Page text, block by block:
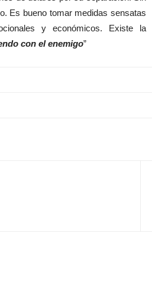
Es bueno tomar medidas sensatas
y económicos. Existe la
con el enemigo”